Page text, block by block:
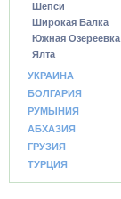
Шепси
Широкая Балка
Южная Озереевка
Ялта
УКРАИНА
БОЛГАРИЯ
РУМЫНИЯ
АБХАЗИЯ
ГРУЗИЯ
ТУРЦИЯ